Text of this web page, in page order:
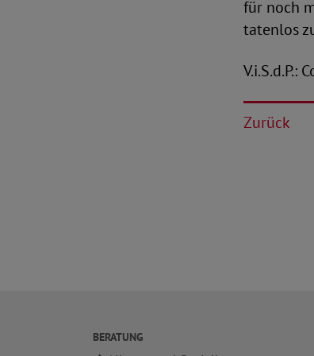
für noch
tatenlos
V.i.S.d.P.:
Zurück
BERATUNG